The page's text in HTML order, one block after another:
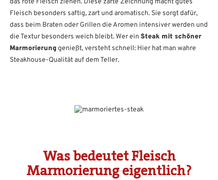
das rote Fleisch ziehen. Diese zarte Zeichnung macht gutes
Fleisch besonders saftig, zart und aromatisch. Sie sorgt dafür,
dass beim Braten oder Grillen die Aromen intensiver werden und
die Textur besonders weich bleibt. Wer ein Steak mit schöner
Marmorierunggenießt, versteht schnell: Hier hat man wahre
Steakhouse-Qualität auf dem Teller.
Was bedeutet Fleisch
Marmorierung eigentlich?